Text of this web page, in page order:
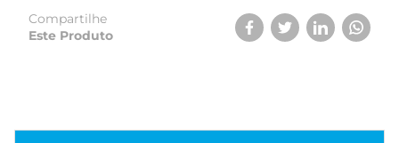
Compartilhe
Este Produto